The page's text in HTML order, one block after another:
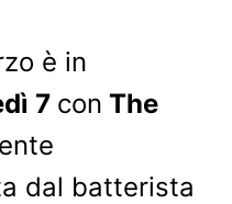
è in
7 con The
dal batterista